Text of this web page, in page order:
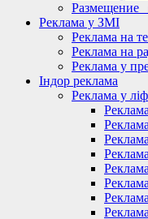
Размещение_
Реклама у ЗМІ
Реклама на
Реклама на
Реклама у
Індор реклама
Реклама у